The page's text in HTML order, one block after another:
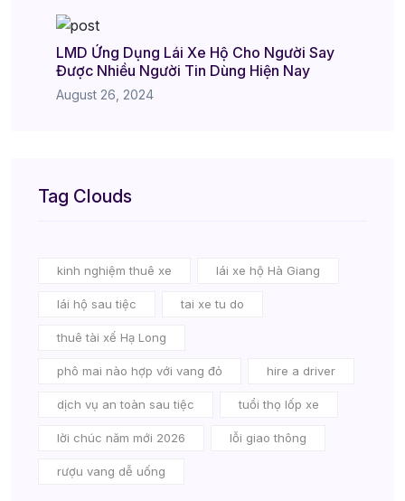
LMD Ứng Dụng Lái Xe Hộ Cho Người Say
Được Nhiều Người Tin Dùng Hiện Nay
August 26, 2024
Tag Clouds
kinh nghiệm thuê xe lái xe hộ Hà Giang
lái hộ sau tiệc tai xe tu do
thuê tài xế Hạ Long
phô mai nào hợp với vang đỏ hire a driver
dịch vụ an toàn sau tiệc tuổi thọ lốp xe
lời chúc năm mới 2026 lỗi giao thông
rượu vang dễ uống